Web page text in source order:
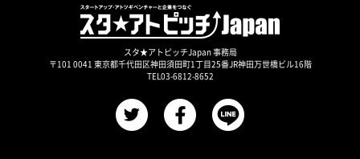
スタ★アトピッチJapan 事務局
〒101 0041 東京都千代田区神田須田町1丁目25番JR神田万世橋ビル16階
TEL03-6812-8652